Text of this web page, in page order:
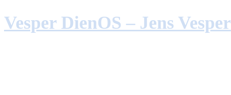
Vesper DienOS – Jens Vesper